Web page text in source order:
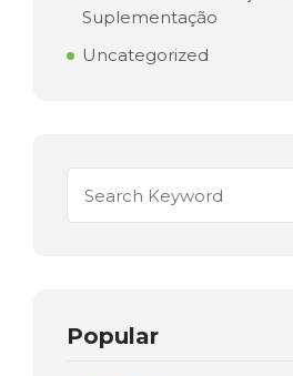
Suplementação
Uncategorized
Popular